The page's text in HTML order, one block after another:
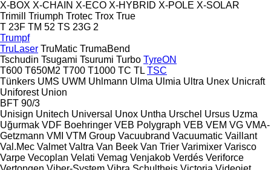
X-BOX X-CHAIN X-ECO X-HYBRID X-POLE X-SOLAR
Trimill
Triumph Trotec Trox True
T 23F TM 52 TS 23G 2
Trumpf
TruLaser TruMatic TrumaBend
Tschudin Tsugami Tsurumi Turbo TyreON
T600 T650M2 T700 T1000 TC TL TSC
Tünkers UMS UWM Uhlmann Ulma Ulmia Ultra Unex Unicraft
Uniforest Union
BFT 90/3
Unisign Unitech Universal Unox Untha Urschel Ursus Uzma
Uğurmak VDF Boehringer VEB Polygraph VEB VEM VG VMA-
Getzmann VMI VTM Group Vacuubrand Vacuumatic Vaillant
Val.Mec Valmet Valtra Van Beek Van Trier Varimixer Varisco
Varpe Vecoplan Velati Vemag Venjakob Verdés Veriforce